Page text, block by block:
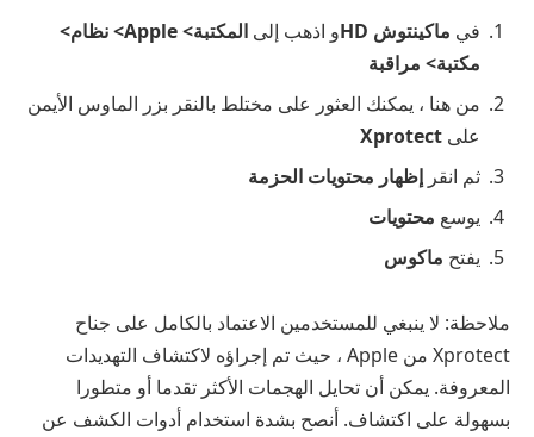
في ماكينتوش HD و اذهب إلى
المكتبة> Apple> نظام>
مكتبة> مراقبة
من هنا ، يمكنك العثور على مختلط بالنقر بزر الماوس الأيمن
على Xprotect
ثم انقر إظهار محتويات الحزمة
يوسع محتويات
يفتح ماكوس
ملاحظة: لا ينبغي للمستخدمين الاعتماد بالكامل على جناح
Xprotect من Apple ، حيث تم إجراؤه لاكتشاف التهديدات
المعروفة. يمكن أن تحايل الهجمات الأكثر تقدما أو متطورا
بسهولة على اكتشاف. أنصح بشدة استخدام أدوات الكشف عن